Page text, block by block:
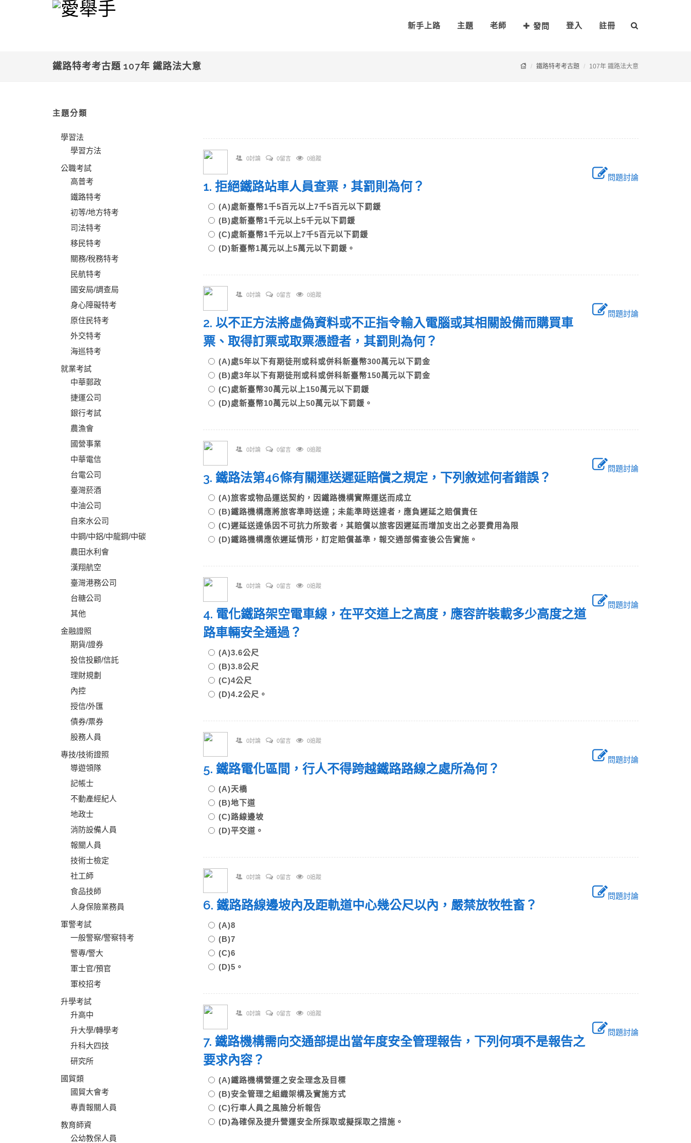
新手上路 主題 老師 發問 登入 註冊
鐵路特考考古題 107年 鐵路法大意 鐵路特考考古題 107年 鐵路法大意
主題分類
學習法
學習方法
公職考試
高普考
鐵路特考
初等/地方特考
司法特考
移民特考
關務/稅務特考
民航特考
國安局/調查局
身心障礙特考
原住民特考
外交特考
海巡特考
就業考試
中華郵政
捷運公司
銀行考試
農漁會
國營事業
中華電信
台電公司
臺灣菸酒
中油公司
自來水公司
中鋼/中鋁/中龍鋼/中碳
農田水利會
漢翔航空
臺灣港務公司
台糖公司
其他
金融證照
期貨/證券
投信投顧/信託
理財規劃
內控
授信/外匯
債券/票券
股務人員
專技/技術證照
導遊領隊
記帳士
不動產經紀人
地政士
消防設備人員
報關人員
技術士檢定
社工師
食品技師
人身保險業務員
軍警考試
一般警察/警察特考
警專/警大
軍士官/預官
軍校招考
升學考試
升高中
升大學/轉學考
升科大四技
研究所
國貿類
國貿大會考
專責報關人員
教育師資
公幼教保人員
0討論 0留言 0追蹤
問題討論
1. 拒絕鐵路站車人員查票，其罰則為何？
(A)處新臺幣1千5百元以上7千5百元以下罰鍰
(B)處新臺幣1千元以上5千元以下罰鍰
(C)處新臺幣1千元以上7千5百元以下罰鍰
(D)新臺幣1萬元以上5萬元以下罰鍰。
0討論 0留言 0追蹤
問題討論
2. 以不正方法將虛偽資料或不正指令輸入電腦或其相關設備而購買車
票、取得訂票或取票憑證者，其罰則為何？
(A)處5年以下有期徒刑或科或併科新臺幣300萬元以下罰金
(B)處3年以下有期徒刑或科或併科新臺幣150萬元以下罰金
(C)處新臺幣30萬元以上150萬元以下罰鍰
(D)處新臺幣10萬元以上50萬元以下罰鍰。
0討論 0留言 0追蹤
問題討論
3. 鐵路法第46條有關運送遲延賠償之規定，下列敘述何者錯誤？
(A)旅客或物品運送契約，因鐵路機構實際運送而成立
(B)鐵路機構應將旅客準時送達；未能準時送達者，應負遲延之賠償責任
(C)遲延送達係因不可抗力所致者，其賠償以旅客因遲延而增加支出之必要費用為限
(D)鐵路機構應依遲延情形，訂定賠償基準，報交通部備查後公告實施。
0討論 0留言 0追蹤
問題討論
4. 電化鐵路架空電車線，在平交道上之高度，應容許裝載多少高度之道
路車輛安全通過？
(A)3.6公尺
(B)3.8公尺
(C)4公尺
(D)4.2公尺。
0討論 0留言 0追蹤
問題討論
5. 鐵路電化區間，行人不得跨越鐵路路線之處所為何？
(A)天橋
(B)地下道
(C)路線邊坡
(D)平交道。
0討論 0留言 0追蹤
問題討論
6. 鐵路路線邊坡內及距軌道中心幾公尺以內，嚴禁放牧牲畜？
(A)8
(B)7
(C)6
(D)5。
0討論 0留言 0追蹤
問題討論
7. 鐵路機構需向交通部提出當年度安全管理報告，下列何項不是報告之
要求內容？
(A)鐵路機構營運之安全理念及目標
(B)安全管理之組織架構及實施方式
(C)行車人員之風險分析報告
(D)為確保及提升營運安全所採取或擬採取之措施。